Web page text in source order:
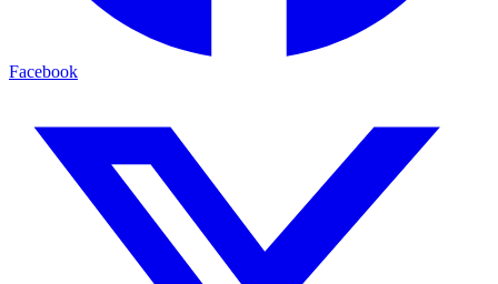
Facebook